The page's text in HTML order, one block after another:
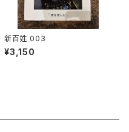
新百姓 003
¥3,150